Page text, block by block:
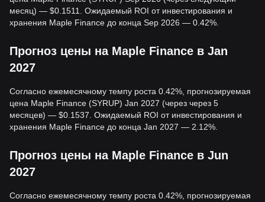
месяц) — $0.1511. Ожидаемый ROI от инвестирования и
хранения Maple Finance до конца Sep 2026 — 0.42%.
Прогноз цены на Maple Finance в Jan
2027
Согласно ежемесячному темпу роста 0.42%, прогнозируемая
цена Maple Finance (SYRUP) Jan 2027 (через через 5
месяцев) — $0.1537. Ожидаемый ROI от инвестирования и
хранения Maple Finance до конца Jan 2027 — 2.12%.
Прогноз цены на Maple Finance в Jun
2027
Согласно ежемесячному темпу роста 0.42%, прогнозируемая